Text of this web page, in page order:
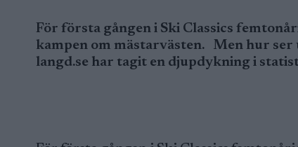
För första gången i Ski Classics
kampen om mästarvästen. Men hur ser
langd.se har tagit en djupdykning i